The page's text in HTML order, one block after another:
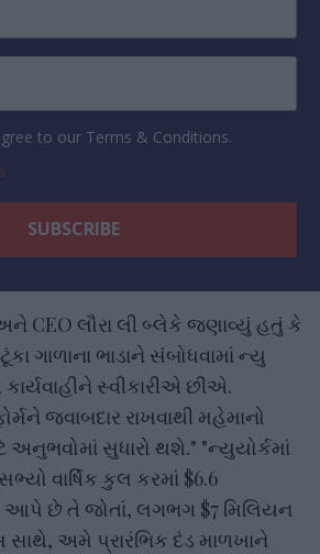
to our Terms & Conditions.
CEO લૌરા લી બ્લેકે જણાવ્યું હતું કે
ગાળાના ભાડાને સંબોધવામાં ન્યુ
કાર્યવાહીને સ્વીકારીએ છીએ.
જવાબદાર રાખવાથી મહેમાનો
સુધારો થશે." "ન્યુયોર્કમાં
વાર્ષિક કુલ કરમાં $6.6
આપે છે તે જોતાં, લગભગ $7 મિલિયન
અમે પ્રારંભિક દંડ માળખાને